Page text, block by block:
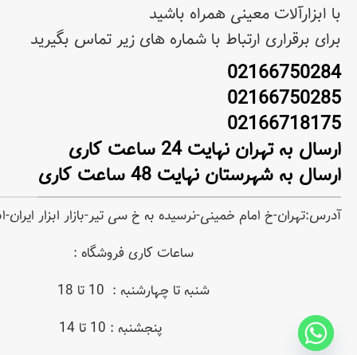
با ابزارآلات معینی همراه باشید
برای برقراری ارتباط با شماره های زیر تماس بگیرید
02166750284
02166750285
02166718175
ارسال به تهران نهایت 24 ساعت کاری
ارسال به شهرستان نهایت 48 ساعت کاری
آدرس:تهران-خ امام خمینی-نرسیده به خ سی تیر-بازار ابزار
ساعات کاری فروشگاه :
شنبه تا چهارشنبه : 10 تا 18
پنجشنبه : 10 تا 14